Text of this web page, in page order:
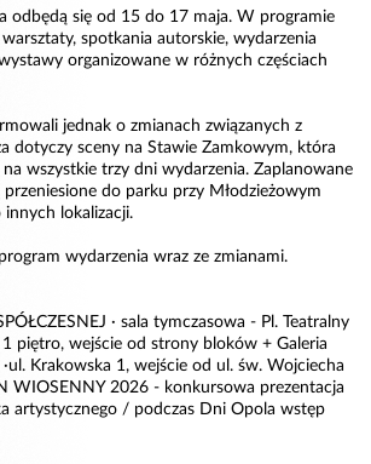
odbędą się od 15 do 17 maja. W programie
warsztaty, spotkania autorskie, wydarzenia
organizowane w różnych częściach
jednak o zmianach związanych z
dotyczy sceny na Stawie Zamkowym, która
na wszystkie trzy dni wydarzenia. Zaplanowane
do parku przy Młodzieżowym
lokalizacji.
wydarzenia wraz ze zmianami.
· sala tymczasowa - Pl. Teatralny
piętro, wejście od strony bloków + Galeria
·ul. Krakowska 1, wejście od ul. św. Wojciecha
WIOSENNY 2026 - konkursowa prezentacja
artystycznego / podczas Dni Opola wstęp